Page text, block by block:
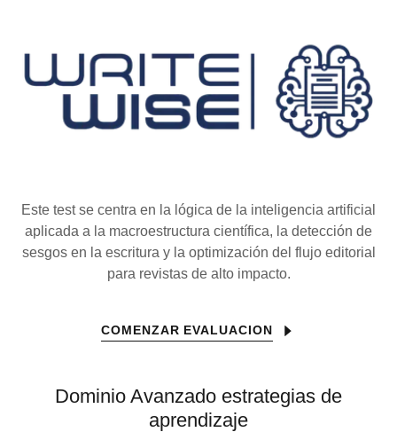
Este test se centra en la lógica de la inteligencia artificial
aplicada a la macroestructura científica, la detección de
sesgos en la escritura y la optimización del flujo editorial
para revistas de alto impacto.
COMENZAR EVALUACION
Dominio Avanzado estrategias de
aprendizaje